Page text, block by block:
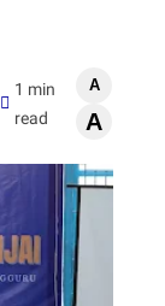
1 min
read
A
A